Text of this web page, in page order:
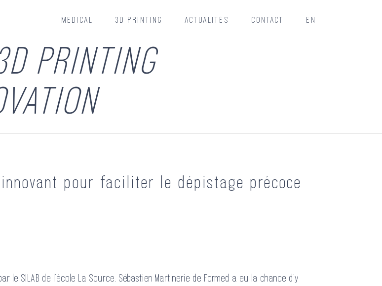
MEDICAL 3D PRINTING ACTUALITÉS CONTACT EN
PRINTING
pour faciliter le dépistage précoce
le SILAB de l’école La Source. Sébastien Martinerie de Formed a eu la chance d’y